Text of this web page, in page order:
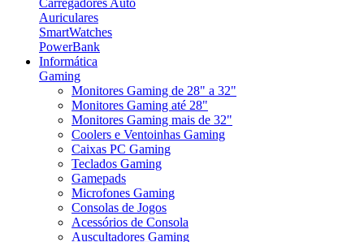
Carregadores Auto
Auriculares
SmartWatches
PowerBank
Informática
Gaming
Monitores Gaming de 28" a 32"
Monitores Gaming até 28"
Monitores Gaming mais de 32"
Coolers e Ventoinhas Gaming
Caixas PC Gaming
Teclados Gaming
Gamepads
Microfones Gaming
Consolas de Jogos
Acessórios de Consola
Auscultadores Gaming